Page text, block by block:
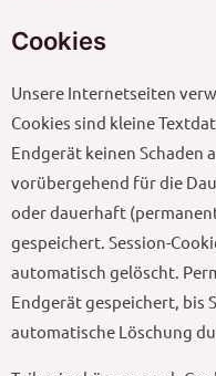
Cookies
Unsere Internetseiten
Cookies sind kleine
Endgerät keinen Schaden
vorübergehend für die
oder dauerhaft
gespeichert. Session-
automatisch gelöscht.
Endgerät gespeichert, bis
automatische Löschung